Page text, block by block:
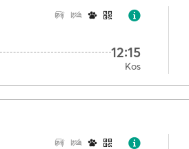
12:15
Kos